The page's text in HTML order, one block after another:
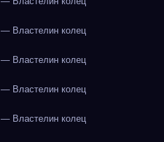
Властелин колец
Властелин колец
Властелин колец
Властелин колец